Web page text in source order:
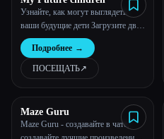
Узнайте, как могут выглядеть
ваши будущие дети Загрузите два
изображения родителей и создайте
изображение вашего ребенка за 30
секунд
Подробнее →
ПОСЕЩАТЬ↗︎
Maze Guru
Maze Guru - создавайте в чате,